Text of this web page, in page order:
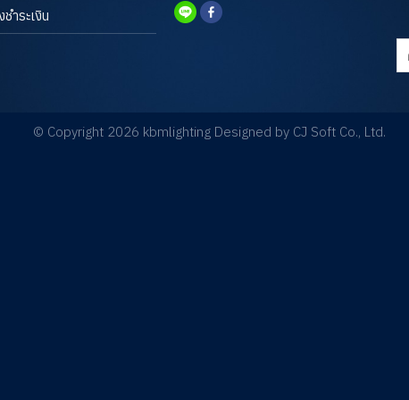
ชำระเงิน
© Copyright 2026 kbmlighting Designed by CJ Soft Co., Ltd.